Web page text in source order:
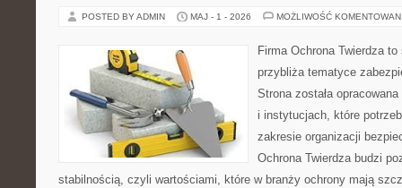
POSTED BY ADMIN MAJ - 1 - 2026 MOŻLIWOŚĆ
Firma Ochrona Twierdza
przybliża tematyce
Strona została
i instytucjach, które
zakresie organizacji
Ochrona Twierdza budzi
stabilnością, czyli wartościami, które w branży ochrony mają